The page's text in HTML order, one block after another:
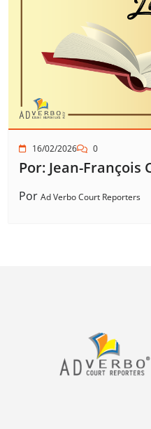
16/02/2026 0
Por: Jean-François
Por Ad Verbo Court Reporters